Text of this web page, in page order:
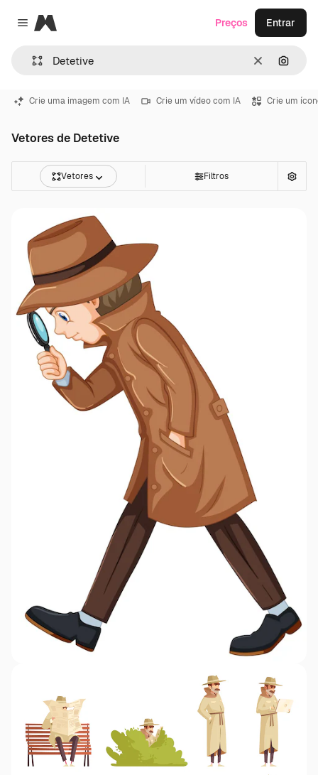
Close menu
Magnific
Limpar
Preços Entrar
Crie uma imagem com IA Crie um vídeo com IA Crie um
Vetores de Detetive
Vetores Filtros